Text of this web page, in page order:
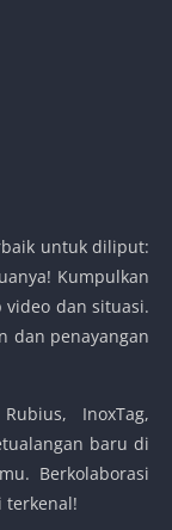
untuk diliput:
Kumpulkan
dan situasi.
dan penayangan
InoxTag,
baru di
Berkolaborasi
terkenal!